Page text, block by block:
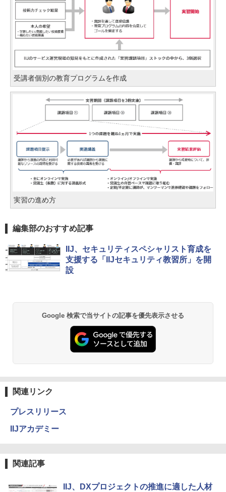
受講者個別の教育プログラムを作成
実習の進め方
編集部のおすすめ記事
IIJ、セキュリティスペシャリスト育成を
支援する「IIJセキュリティ教習所」を開
設
Google 検索で当サイトの記事を優先表示させる
関連リンク
プレスリリース
IIJアカデミー
関連記事
IIJ、DXプロジェクトの推進に適した人材